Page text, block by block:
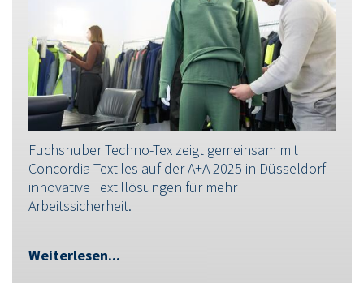
Fuchshuber Techno-Tex zeigt gemeinsam mit
Concordia Textiles auf der A+A 2025 in Düsseldorf
innovative Textillösungen für mehr
Arbeitssicherheit.
Weiterlesen...